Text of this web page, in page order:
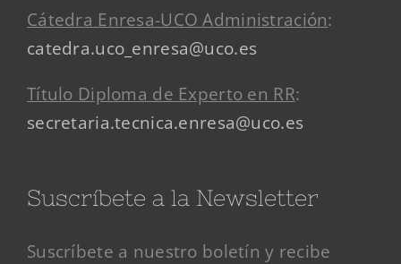
Cátedra Enresa-UCO Administración:
catedra.uco_enresa@uco.es
Título Diploma de Experto en RR:
secretaria.tecnica.enresa@uco.es
Suscríbete a la Newsletter
Suscríbete a nuestro boletín y recibe